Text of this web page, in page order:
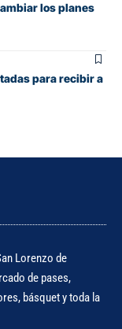
los planes
para recibir a
Lorenzo de
de pases,
básquet y toda la